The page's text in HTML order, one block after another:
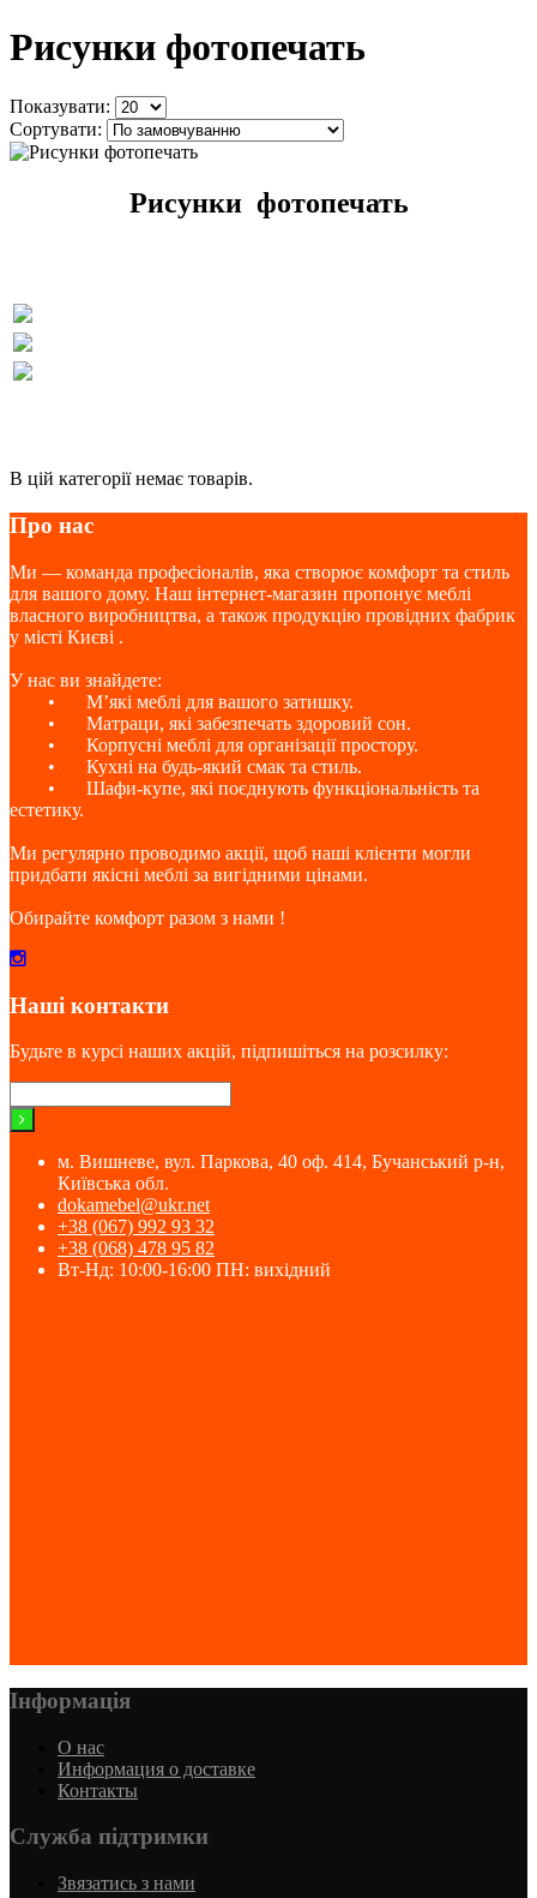
Рисунки фотопечать
Показувати:
Сортувати:
Рисунки фотопечать
В цій категорії немає товарів.
Про нас
Ми — команда професіоналів, яка створює комфорт та стиль
для вашого дому. Наш інтернет-магазин пропонує меблі
власного виробництва, а також продукцію провідних фабрик
у місті Києві .
У нас ви знайдете:
•
М’які меблі для вашого затишку.
•
Матраци, які забезпечать здоровий сон.
•
Корпусні меблі для організації простору.
•
Кухні на будь-який смак та стиль.
•
Шафи-купе, які поєднують функціональність та
естетику.
Ми регулярно проводимо акції, щоб наші клієнти могли
придбати якісні меблі за вигідними цінами.
Обирайте комфорт разом з нами !
Наші контакти
Будьте в курсі наших акцій, підпишіться на розсилку:
м. Вишневе, вул. Паркова, 40 оф. 414, Бучанський р-н,
Київська обл.
dokamebel@ukr.net
+38 (067) 992 93 32
+38 (068) 478 95 82
Вт-Нд: 10:00-16:00 ПН: вихідний
Інформація
О нас
Информация о доставке
Контакты
Служба підтримки
Звязатись з нами